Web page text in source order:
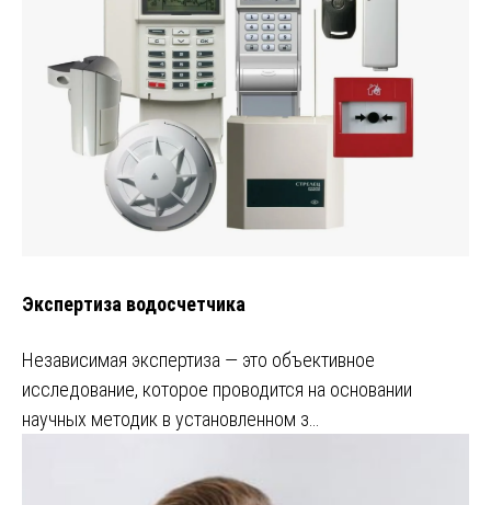
Экспертиза водосчетчика
Независимая экспертиза ― это объективное
исследование, которое проводится на основании
научных методик в установленном з…